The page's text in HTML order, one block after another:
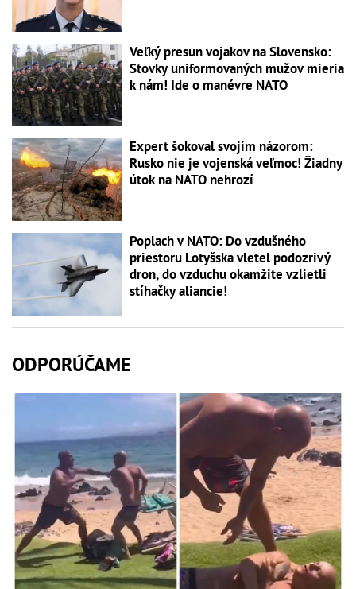
Veľký presun vojakov na Slovensko:
Stovky uniformovaných mužov mieria
k nám! Ide o manévre NATO
Expert šokoval svojím názorom:
Rusko nie je vojenská veľmoc! Žiadny
útok na NATO nehrozí
Poplach v NATO: Do vzdušného
priestoru Lotyšska vletel podozrivý
dron, do vzduchu okamžite vzlietli
stíhačky aliancie!
ODPORÚČAME